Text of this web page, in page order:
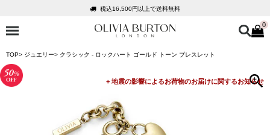
税込16,500円以上で送料無料
会員登録で1,000円分のポイントプレゼント
税込16,500円以上で送料無料
公式パッケージでお届け
0
TOP ジュエリー クラシック - ロックハート ゴールド トーン ブレスレット